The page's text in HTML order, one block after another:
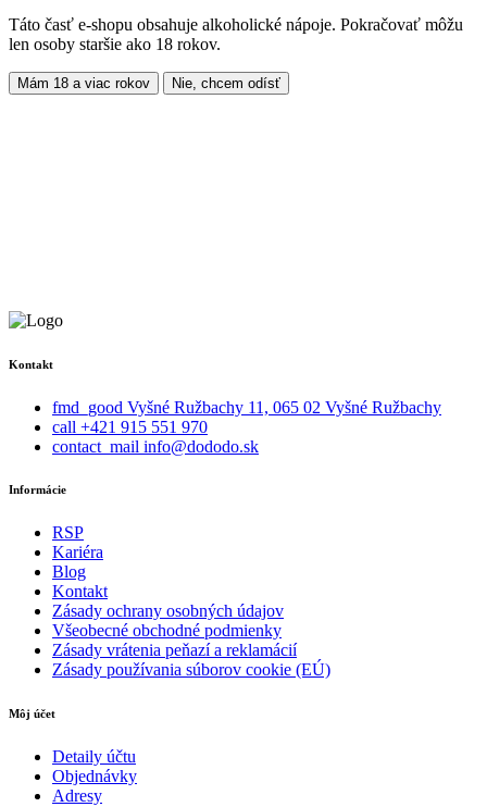
Táto časť e-shopu obsahuje alkoholické nápoje. Pokračovať môžu
len osoby staršie ako 18 rokov.
Mám 18 a viac rokov Nie, chcem odísť
Kontakt
fmd_good Vyšné Ružbachy 11, 065 02 Vyšné Ružbachy
call +421 915 551 970
contact_mail info@dododo.sk
Informácie
RSP
Kariéra
Blog
Kontakt
Zásady ochrany osobných údajov
Všeobecné obchodné podmienky
Zásady vrátenia peňazí a reklamácií
Zásady používania súborov cookie (EÚ)
Môj účet
Detaily účtu
Objednávky
Adresy